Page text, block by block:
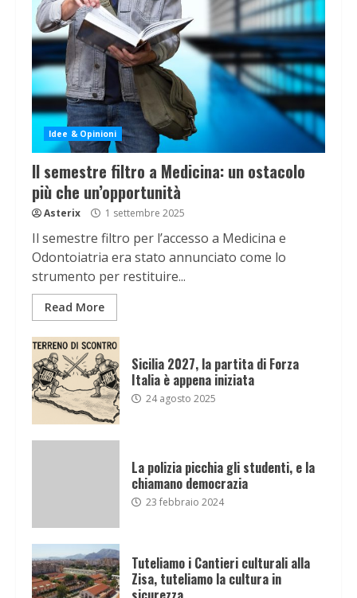
Idee & Opinioni
Il semestre filtro a Medicina: un ostacolo
più che un’opportunità
Asterix 1 settembre 2025
Il semestre filtro per l’accesso a Medicina e
Odontoiatria era stato annunciato come lo
strumento per restituire...
Read More
Sicilia 2027, la partita di Forza
Italia è appena iniziata
24 agosto 2025
La polizia picchia gli studenti, e la
chiamano democrazia
23 febbraio 2024
Tuteliamo i Cantieri culturali alla
Zisa, tuteliamo la cultura in